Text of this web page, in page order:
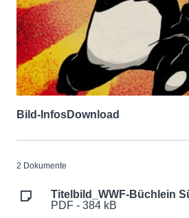
Bild-InfosDownload
2 Dokumente
Titelbild_WWF-Büchlein
PDF - 384 kB